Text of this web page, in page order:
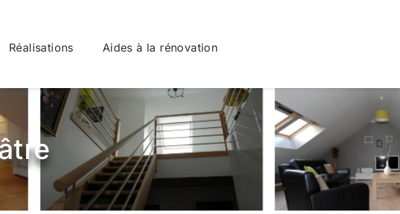
Réalisations Aides à la rénovation